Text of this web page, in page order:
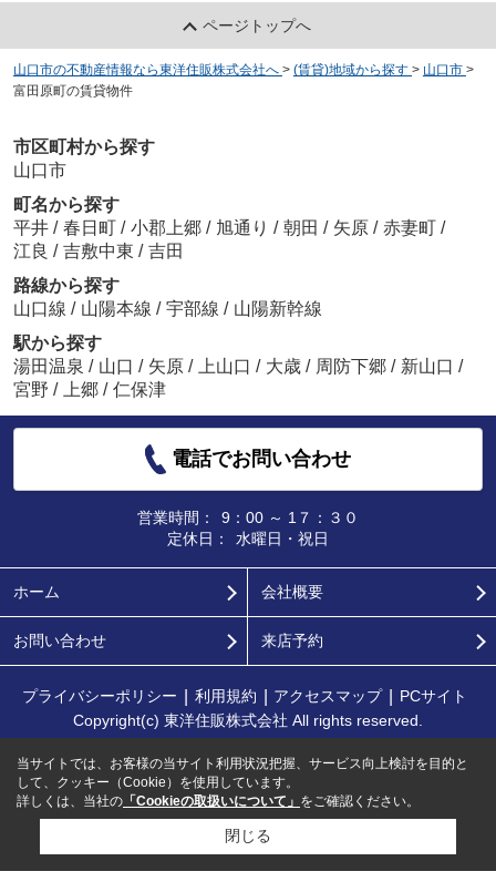
ページトップへ
山口市の不動産情報なら東洋住販株式会社へ > (賃貸)地域から探す > 山口市 >
富田原町の賃貸物件
市区町村から探す
山口市
町名から探す
平井 / 春日町 / 小郡上郷 / 旭通り / 朝田 / 矢原 / 赤妻町 /
江良 / 吉敷中東 / 吉田
路線から探す
山口線 / 山陽本線 / 宇部線 / 山陽新幹線
駅から探す
湯田温泉 / 山口 / 矢原 / 上山口 / 大歳 / 周防下郷 / 新山口 /
宮野 / 上郷 / 仁保津
電話でお問い合わせ
営業時間：
9：00 ～ 1７：３０
定休日：
水曜日・祝日
ホーム 会社概要
お問い合わせ 来店予約
プライバシーポリシー 利用規約 アクセスマップ
PCサイト
Copyright(c) 東洋住販株式会社 All rights reserved.
当サイトでは、お客様の当サイト利用状況把握、サービス向上検討を目的と
して、クッキー（Cookie）を使用しています。
詳しくは、当社の 「Cookieの取扱いについて」 をご確認ください。
閉じる